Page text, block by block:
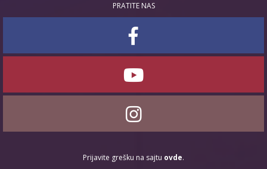
PRATITE NAS
Prijavite grešku na sajtu ovde.